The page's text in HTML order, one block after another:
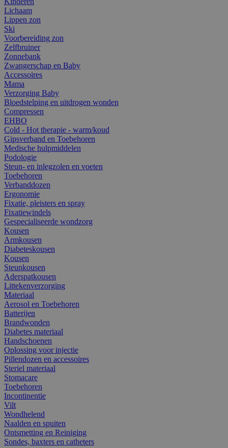
Lichaam
Lippen zon
Ski
Voorbereiding zon
Zelfbruiner
Zonnebank
Zwangerschap en Baby
Accessoires
Mama
Verzorging Baby
Bloedstelping en uitdrogen wonden
Compressen
EHBO
Cold - Hot therapie - warm/koud
Gipsverband en Toebehoren
Medische hulpmiddelen
Podologie
Steun- en inlegzolen en voeten
Toebehoren
Verbanddozen
Ergonomie
Fixatie, pleisters en spray
Fixatiewindels
Gespecialiseerde wondzorg
Kousen
Armkousen
Diabeteskousen
Kousen
Steunkousen
Aderspatkousen
Littekenverzorging
Materiaal
Aerosol en Toebehoren
Batterijen
Brandwonden
Diabetes materiaal
Handschoenen
Oplossing voor injectie
Pillendozen en accessoires
Steriel materiaal
Stomacare
Toebehoren
Incontinentie
Vilt
Wondhelend
Naalden en spuiten
Ontsmetting en Reiniging
Sondes, baxters en catheters